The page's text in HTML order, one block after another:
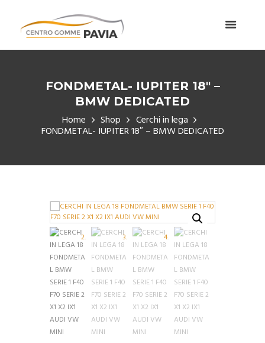
FONDMETAL- IUPITER 18″ –
BMW DEDICATED
Home Shop Cerchi in lega
FONDMETAL- IUPITER 18″ – BMW DEDICATED